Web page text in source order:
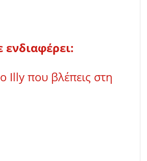
Illy που βλέπεις στη